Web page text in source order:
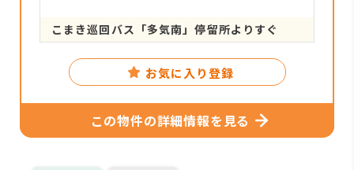
こまき巡回バス「多気南」停留所よりすぐ
お気に入り登録
この物件の詳細情報を見る